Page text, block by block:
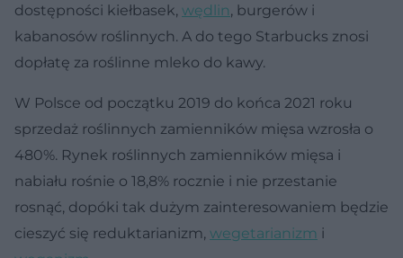
dostępności kiełbasek, wędlin, burgerów i
kabanosów roślinnych. A do tego Starbucks znosi
dopłatę za roślinne mleko do kawy.
W Polsce od początku 2019 do końca 2021 roku
sprzedaż roślinnych zamienników mięsa wzrosła o
480%. Rynek roślinnych zamienników mięsa i
nabiału rośnie o 18,8% rocznie i nie przestanie
rosnąć, dopóki tak dużym zainteresowaniem będzie
cieszyć się reduktarianizm, wegetarianizm i